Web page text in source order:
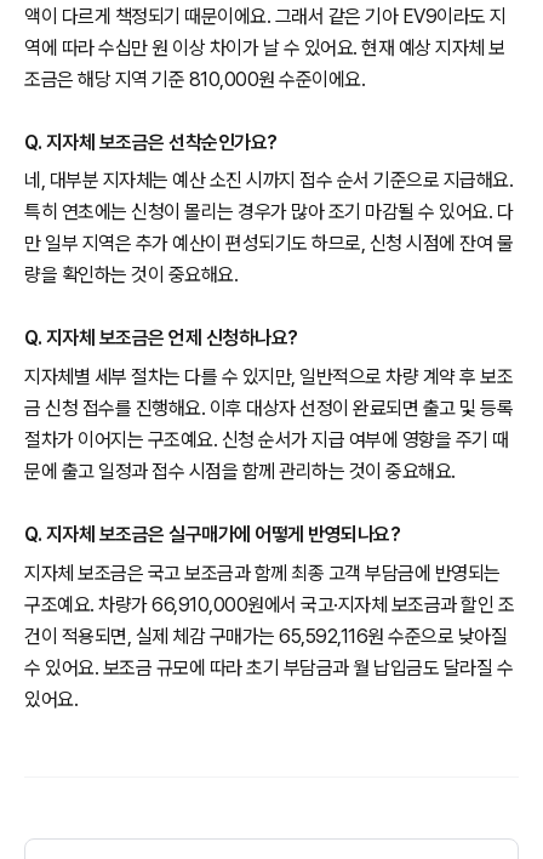
액이 다르게 책정되기 때문이에요. 그래서 같은 기아 EV9이라도 지
역에 따라 수십만 원 이상 차이가 날 수 있어요. 현재 예상 지자체 보
조금은 해당 지역 기준 810,000원 수준이에요.
Q. 지자체 보조금은 선착순인가요?
네, 대부분 지자체는 예산 소진 시까지 접수 순서 기준으로 지급해요.
특히 연초에는 신청이 몰리는 경우가 많아 조기 마감될 수 있어요. 다
만 일부 지역은 추가 예산이 편성되기도 하므로, 신청 시점에 잔여 물
량을 확인하는 것이 중요해요.
Q. 지자체 보조금은 언제 신청하나요?
지자체별 세부 절차는 다를 수 있지만, 일반적으로 차량 계약 후 보조
금 신청 접수를 진행해요. 이후 대상자 선정이 완료되면 출고 및 등록
절차가 이어지는 구조예요. 신청 순서가 지급 여부에 영향을 주기 때
문에 출고 일정과 접수 시점을 함께 관리하는 것이 중요해요.
Q. 지자체 보조금은 실구매가에 어떻게 반영되나요?
지자체 보조금은 국고 보조금과 함께 최종 고객 부담금에 반영되는
구조예요. 차량가 66,910,000원에서 국고·지자체 보조금과 할인 조
건이 적용되면, 실제 체감 구매가는 65,592,116원 수준으로 낮아질
수 있어요. 보조금 규모에 따라 초기 부담금과 월 납입금도 달라질 수
있어요.